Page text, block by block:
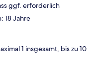
ggf. erforderlich
18 Jahre
1 insgesamt, bis zu 10